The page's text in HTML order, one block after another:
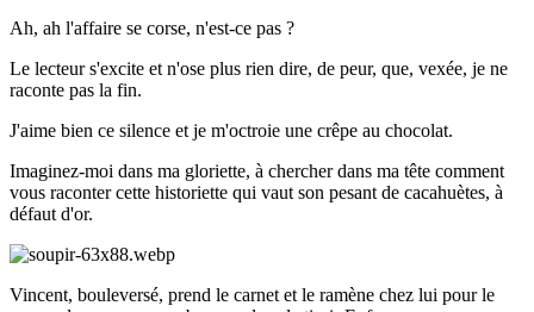
Ah, ah l'affaire se corse, n'est-ce pas ?
Le lecteur s'excite et n'ose plus rien dire, de peur, que, vexée, je ne
raconte pas la fin.
J'aime bien ce silence et je m'octroie une crêpe au chocolat.
Imaginez-moi dans ma gloriette, à chercher dans ma tête comment
vous raconter cette historiette qui vaut son pesant de cacahuètes, à
défaut d'or.
Vincent, bouleversé, prend le carnet et le ramène chez lui pour le